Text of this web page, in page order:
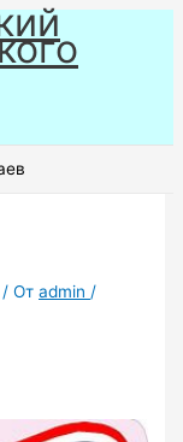
/ Отadmin /